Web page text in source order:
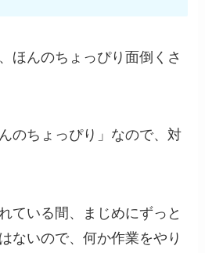
ほんのちょっぴり面倒くさ
のちょっぴり」なので、対
ている間、まじめにずっと
ないので、何か作業をやり